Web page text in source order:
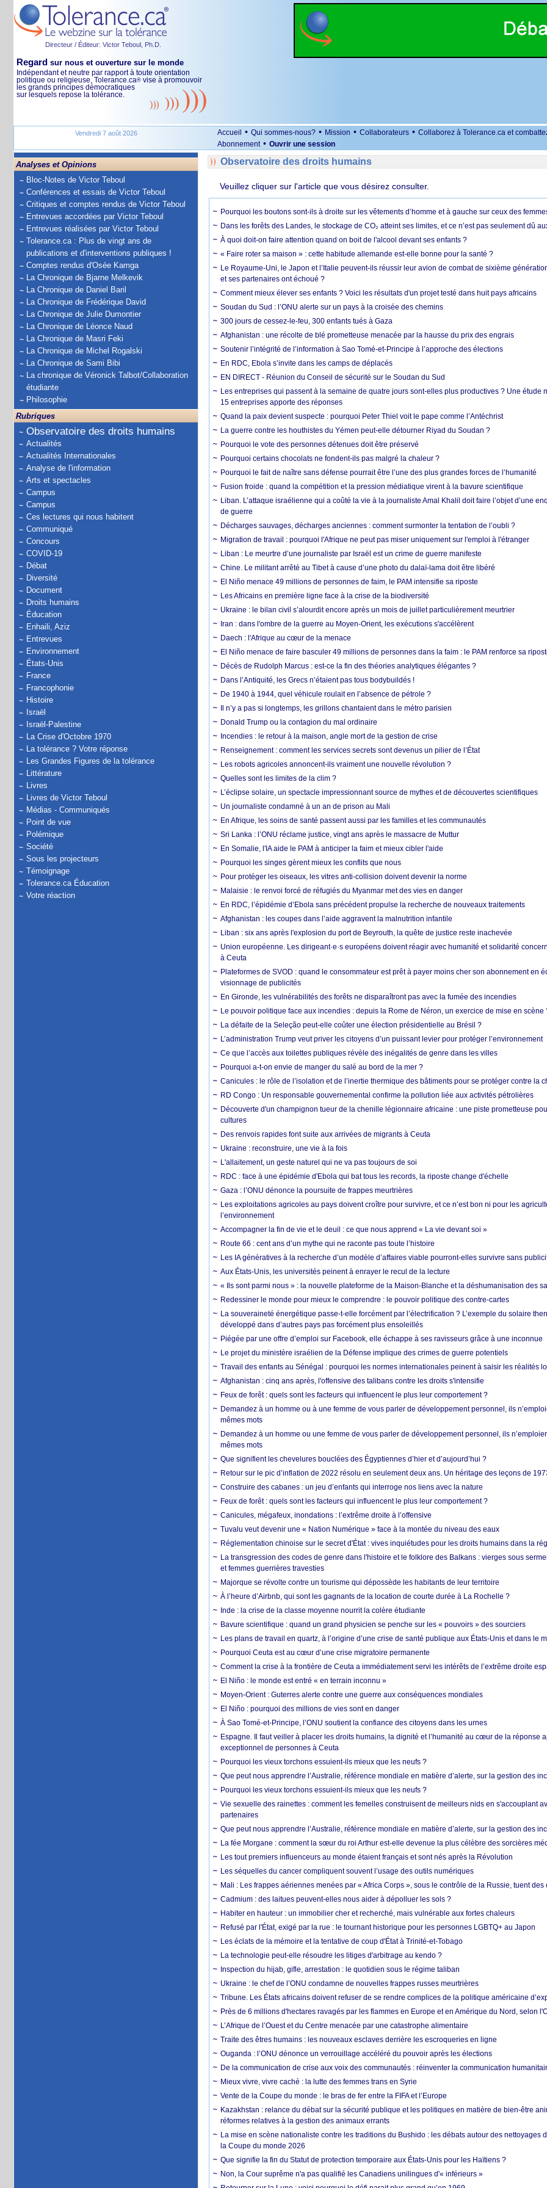
Directeur / Éditeur: Victor Teboul, Ph.D.
Regard sur nous et ouverture sur le monde
Indépendant et neutre par rapport à toute orientation
politique ou religieuse, Tolerance.ca® vise à promouvoir
les grands principes démocratiques
sur lesquels repose la tolérance.
Vendredi 7 août 2026 Accueil • Qui sommes-nous? • Mission • Collaborateurs • Collaborez à Tolerance.ca et
Abonnement • Ouvrir une session
Analyses et Opinions
Bloc-Notes de Victor Teboul
Conférences et essais de Victor Teboul
Critiques et comptes rendus de Victor Teboul
Entrevues accordées par Victor Teboul
Entrevues réalisées par Victor Teboul
Tolerance.ca : Plus de vingt ans de
publications et d'interventions publiques !
Comptes rendus d'Osée Kamga
La Chronique de Bjarne Melkevik
La Chronique de Daniel Baril
La Chronique de Frédérique David
La Chronique de Julie Dumontier
La Chronique de Léonce Naud
La Chronique de Masri Feki
La Chronique de Michel Rogalski
La Chronique de Sami Bibi
La chronique de Véronick Talbot/Collaboration
étudiante
Philosophie
Rubriques
Observatoire des droits humains
Actualités
Actualités Internationales
Analyse de l'information
Arts et spectacles
Campus
Campus
Ces lectures qui nous habitent
Communiqué
Concours
COVID-19
Débat
Diversité
Document
Droits humains
Éducation
Enhaili, Aziz
Entrevues
Environnement
États-Unis
France
Francophonie
Histoire
Israël
Israël-Palestine
La Crise d'Octobre 1970
La tolérance ? Votre réponse
Les Grandes Figures de la tolérance
Littérature
Livres
Livres de Victor Teboul
Médias - Communiqués
Point de vue
Polémique
Société
Sous les projecteurs
Témoignage
Tolerance.ca Éducation
Votre réaction
Observatoire des droits humains
Veuillez cliquer sur l'article que vous désirez consulter.
Pourquoi les boutons sont-ils à droite sur les vêtements d’homme et à gauche sur ceux des
Dans les forêts des Landes, le stockage de CO₂ atteint ses limites, et ce n’est pas seulement dû
À quoi doit-on faire attention quand on boit de l'alcool devant ses enfants ?
« Faire roter sa maison » : cette habitude allemande est-elle bonne pour la santé ?
Le Royaume-Uni, le Japon et l’Italie peuvent-ils réussir leur avion de combat de sixième
et ses partenaires ont échoué ?
Comment mieux élever ses enfants ? Voici les résultats d'un projet testé dans huit pays africains
Soudan du Sud : l’ONU alerte sur un pays à la croisée des chemins
300 jours de cessez-le-feu, 300 enfants tués à Gaza
Afghanistan : une récolte de blé prometteuse menacée par la hausse du prix des engrais
Soutenir l’intégrité de l’information à Sao Tomé-et-Principe à l’approche des élections
En RDC, Ebola s’invite dans les camps de déplacés
EN DIRECT - Réunion du Conseil de sécurité sur le Soudan du Sud
Les entreprises qui passent à la semaine de quatre jours sont-elles plus productives ? Une étude
15 entreprises apporte des réponses
Quand la paix devient suspecte : pourquoi Peter Thiel voit le pape comme l’Antéchrist
La guerre contre les houthistes du Yémen peut-elle détourner Riyad du Soudan ?
Pourquoi le vote des personnes détenues doit être préservé
Pourquoi certains chocolats ne fondent-ils pas malgré la chaleur ?
Pourquoi le fait de naître sans défense pourrait être l’une des plus grandes forces de l’humanité
Fusion froide : quand la compétition et la pression médiatique virent à la bavure scientifique
Liban. L’attaque israélienne qui a coûté la vie à la journaliste Amal Khalil doit faire l’objet d’une
de guerre
Décharges sauvages, décharges anciennes : comment surmonter la tentation de l’oubli ?
Migration de travail : pourquoi l'Afrique ne peut pas miser uniquement sur l'emploi à l'étranger
Liban : Le meurtre d’une journaliste par Israël est un crime de guerre manifeste
Chine. Le militant arrêté au Tibet à cause d’une photo du dalaï-lama doit être libéré
El Niño menace 49 millions de personnes de faim, le PAM intensifie sa riposte
Les Africains en première ligne face à la crise de la biodiversité
Ukraine : le bilan civil s’alourdit encore après un mois de juillet particulièrement meurtrier
Iran : dans l'ombre de la guerre au Moyen-Orient, les exécutions s'accélèrent
Daech : l'Afrique au cœur de la menace
El Niño menace de faire basculer 49 millions de personnes dans la faim : le PAM renforce sa
Décès de Rudolph Marcus : est-ce la fin des théories analytiques élégantes ?
Dans l’Antiquité, les Grecs n’étaient pas tous bodybuildés !
De 1940 à 1944, quel véhicule roulait en l’absence de pétrole ?
Il n’y a pas si longtemps, les grillons chantaient dans le métro parisien
Donald Trump ou la contagion du mal ordinaire
Incendies : le retour à la maison, angle mort de la gestion de crise
Renseignement : comment les services secrets sont devenus un pilier de l’État
Les robots agricoles annoncent-ils vraiment une nouvelle révolution ?
Quelles sont les limites de la clim ?
L’éclipse solaire, un spectacle impressionnant source de mythes et de découvertes scientifiques
Un journaliste condamné à un an de prison au Mali
En Afrique, les soins de santé passent aussi par les familles et les communautés
Sri Lanka : l’ONU réclame justice, vingt ans après le massacre de Muttur
En Somalie, l'IA aide le PAM à anticiper la faim et mieux cibler l'aide
Pourquoi les singes gèrent mieux les conflits que nous
Pour protéger les oiseaux, les vitres anti-collision doivent devenir la norme
Malaisie : le renvoi forcé de réfugiés du Myanmar met des vies en danger
En RDC, l’épidémie d’Ebola sans précédent propulse la recherche de nouveaux traitements
Afghanistan : les coupes dans l’aide aggravent la malnutrition infantile
Liban : six ans après l'explosion du port de Beyrouth, la quête de justice reste inachevée
Union européenne. Les dirigeant·e·s européens doivent réagir avec humanité et solidarité
à Ceuta
Plateformes de SVOD : quand le consommateur est prêt à payer moins cher son abonnement en
visionnage de publicités
En Gironde, les vulnérabilités des forêts ne disparaîtront pas avec la fumée des incendies
Le pouvoir politique face aux incendies : depuis la Rome de Néron, un exercice de mise en scène
La défaite de la Seleção peut-elle coûter une élection présidentielle au Brésil ?
L’administration Trump veut priver les citoyens d’un puissant levier pour protéger l’environnement
Ce que l’accès aux toilettes publiques révèle des inégalités de genre dans les villes
Pourquoi a-t-on envie de manger du salé au bord de la mer ?
Canicules : le rôle de l’isolation et de l’inertie thermique des bâtiments pour se protéger contre la
RD Congo : Un responsable gouvernemental confirme la pollution liée aux activités pétrolières
Découverte d'un champignon tueur de la chenille légionnaire africaine : une piste prometteuse
cultures
Des renvois rapides font suite aux arrivées de migrants à Ceuta
Ukraine : reconstruire, une vie à la fois
L'allaitement, un geste naturel qui ne va pas toujours de soi
RDC : face à une épidémie d'Ebola qui bat tous les records, la riposte change d'échelle
Gaza : l’ONU dénonce la poursuite de frappes meurtrières
Les exploitations agricoles au pays doivent croître pour survivre, et ce n’est bon ni pour les
l’environnement
Accompagner la fin de vie et le deuil : ce que nous apprend « La vie devant soi »
Route 66 : cent ans d’un mythe qui ne raconte pas toute l’histoire
Les IA génératives à la recherche d’un modèle d’affaires viable pourront-elles survivre sans
Aux États-Unis, les universités peinent à enrayer le recul de la lecture
« Ils sont parmi nous » : la nouvelle plateforme de la Maison-Blanche et la déshumanisation des
Redessiner le monde pour mieux le comprendre : le pouvoir politique des contre-cartes
La souveraineté énergétique passe-t-elle forcément par l’électrification ? L’exemple du solaire
développé dans d’autres pays pas forcément plus ensoleillés
Piégée par une offre d’emploi sur Facebook, elle échappe à ses ravisseurs grâce à une inconnue
Le projet du ministère israélien de la Défense implique des crimes de guerre potentiels
Travail des enfants au Sénégal : pourquoi les normes internationales peinent à saisir les réalités
Afghanistan : cinq ans après, l'offensive des talibans contre les droits s'intensifie
Feux de forêt : quels sont les facteurs qui influencent le plus leur comportement ?
Demandez à un homme ou à une femme de vous parler de développement personnel, ils
mêmes mots
Demandez à un homme ou une femme de vous parler de développement personnel, ils
mêmes mots
Que signifient les chevelures bouclées des Égyptiennes d’hier et d’aujourd’hui ?
Retour sur le pic d’inflation de 2022 résolu en seulement deux ans. Un héritage des leçons de
Construire des cabanes : un jeu d’enfants qui interroge nos liens avec la nature
Feux de forêt : quels sont les facteurs qui influencent le plus leur comportement ?
Canicules, mégafeux, inondations : l’extrême droite à l’offensive
Tuvalu veut devenir une « Nation Numérique » face à la montée du niveau des eaux
Réglementation chinoise sur le secret d'État : vives inquiétudes pour les droits humains dans la
La transgression des codes de genre dans l'histoire et le folklore des Balkans : vierges sous
et femmes guerrières travesties
Majorque se révolte contre un tourisme qui dépossède les habitants de leur territoire
À l’heure d’Airbnb, qui sont les gagnants de la location de courte durée à La Rochelle ?
Inde : la crise de la classe moyenne nourrit la colère étudiante
Bavure scientifique : quand un grand physicien se penche sur les « pouvoirs » des sourciers
Les plans de travail en quartz, à l’origine d’une crise de santé publique aux États-Unis et dans le
Pourquoi Ceuta est au cœur d’une crise migratoire permanente
Comment la crise à la frontière de Ceuta a immédiatement servi les intérêts de l’extrême droite
El Niño : le monde est entré « en terrain inconnu »
Moyen-Orient : Guterres alerte contre une guerre aux conséquences mondiales
El Niño : pourquoi des millions de vies sont en danger
À Sao Tomé-et-Principe, l’ONU soutient la confiance des citoyens dans les urnes
Espagne. Il faut veiller à placer les droits humains, la dignité et l’humanité au cœur de la réponse
exceptionnel de personnes à Ceuta
Pourquoi les vieux torchons essuient-ils mieux que les neufs ?
Que peut nous apprendre l’Australie, référence mondiale en matière d’alerte, sur la gestion des
Pourquoi les vieux torchons essuient-ils mieux que les neufs ?
Vie sexuelle des rainettes : comment les femelles construisent de meilleurs nids en s'accouplant
partenaires
Que peut nous apprendre l’Australie, référence mondiale en matière d’alerte, sur la gestion des
La fée Morgane : comment la sœur du roi Arthur est-elle devenue la plus célèbre des sorcières
Les tout premiers influenceurs au monde étaient français et sont nés après la Révolution
Les séquelles du cancer compliquent souvent l’usage des outils numériques
Mali : Les frappes aériennes menées par « Africa Corps », sous le contrôle de la Russie, tuent des
Cadmium : des laitues peuvent-elles nous aider à dépolluer les sols ?
Habiter en hauteur : un immobilier cher et recherché, mais vulnérable aux fortes chaleurs
Refusé par l'État, exigé par la rue : le tournant historique pour les personnes LGBTQ+ au Japon
Les éclats de la mémoire et la tentative de coup d'État à Trinité-et-Tobago
La technologie peut-elle résoudre les litiges d'arbitrage au kendo ?
Inspection du hijab, gifle, arrestation : le quotidien sous le régime taliban
Ukraine : le chef de l’ONU condamne de nouvelles frappes russes meurtrières
Tribune. Les États africains doivent refuser de se rendre complices de la politique américaine
Près de 6 millions d'hectares ravagés par les flammes en Europe et en Amérique du Nord, selon
L’Afrique de l’Ouest et du Centre menacée par une catastrophe alimentaire
Traite des êtres humains : les nouveaux esclaves derrière les escroqueries en ligne
Ouganda : l’ONU dénonce un verrouillage accéléré du pouvoir après les élections
De la communication de crise aux voix des communautés : réinventer la communication
Mieux vivre, vivre caché : la lutte des femmes trans en Syrie
Vente de la Coupe du monde : le bras de fer entre la FIFA et l’Europe
Kazakhstan : relance du débat sur la sécurité publique et les politiques en matière de bien-être
réformes relatives à la gestion des animaux errants
La mise en scène nationaliste contre les traditions du Bushido : les débats autour des nettoyages
la Coupe du monde 2026
Que signifie la fin du Statut de protection temporaire aux États-Unis pour les Haïtiens ?
Non, la Cour suprême n'a pas qualifié les Canadiens unilingues d'« inférieurs »